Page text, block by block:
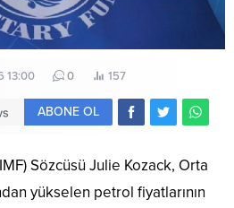
13:00 0 157
ABONE OL
Sözcüsü Julie Kozack, Orta
yükselen petrol fiyatlarının